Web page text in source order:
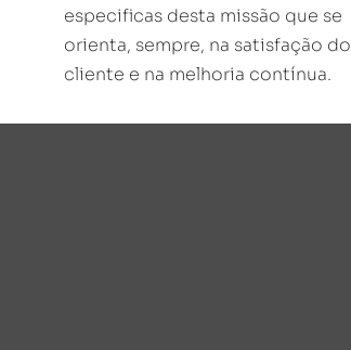
especificas desta missão que se
orienta, sempre, na satisfação do
cliente e na melhoria contínua.